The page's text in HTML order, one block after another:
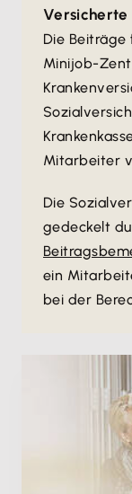
Versicherte
Die
Minijob-
Mitarbeiter
Die
gedeckelt
ein
bei der